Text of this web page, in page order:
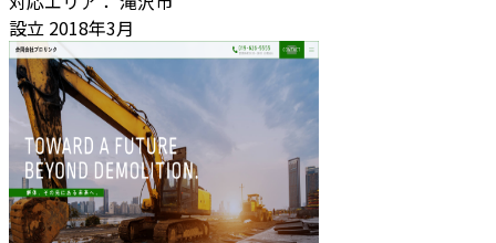
設立 2018年3月